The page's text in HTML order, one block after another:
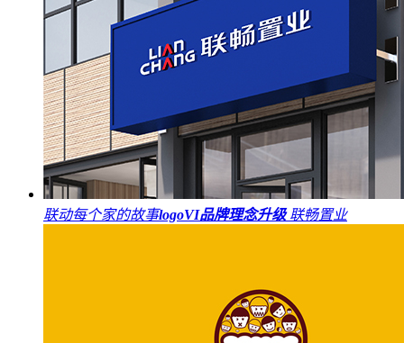
联动每个家的故事logoVI品牌理念升级 联畅置业